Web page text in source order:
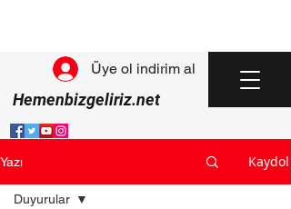
Hemenbizgeliriz.net
Üye ol indirim al
Yazı Kaydol
Duyurular